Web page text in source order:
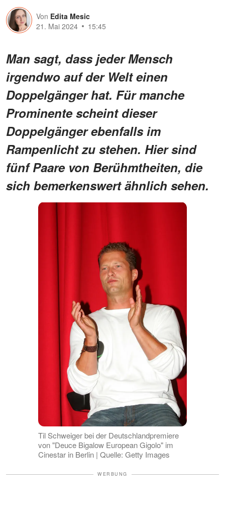
Von Edita Mesic
21. Mai 2024
15:45
Man sagt, dass jeder Mensch
irgendwo auf der Welt einen
Doppelgänger hat. Für manche
Prominente scheint dieser
Doppelgänger ebenfalls im
Rampenlicht zu stehen. Hier sind
fünf Paare von Berühmtheiten, die
sich bemerkenswert ähnlich sehen.
Til Schweiger bei der Deutschlandpremiere
von "Deuce Bigalow European Gigolo" im
Cinestar in Berlin | Quelle: Getty Images
WERBUNG